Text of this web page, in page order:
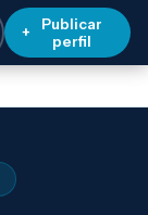
+
Publicar
perfil